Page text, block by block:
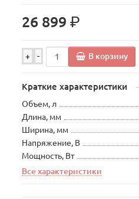
26 899р.
+ - В корзину
Краткие характеристики
Объем, л
Длина, мм
Ширина, мм
Напряжение, В
Мощность, Вт
Все характеристики